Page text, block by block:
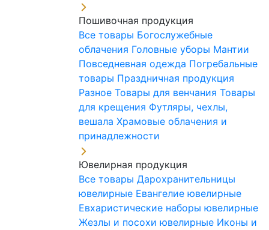
Пошивочная продукция
Все товары Богослужебные
облачения Головные уборы Мантии
Повседневная одежда Погребальные
товары Праздничная продукция
Разное Товары для венчания Товары
для крещения Футляры, чехлы,
вешала Храмовые облачения и
принадлежности
Ювелирная продукция
Все товары Дарохранительницы
ювелирные Евангелие ювелирные
Евхаристические наборы ювелирные
Жезлы и посохи ювелирные Иконы и